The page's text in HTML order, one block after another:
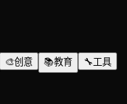
🎨创意 📚教育 🔧工具